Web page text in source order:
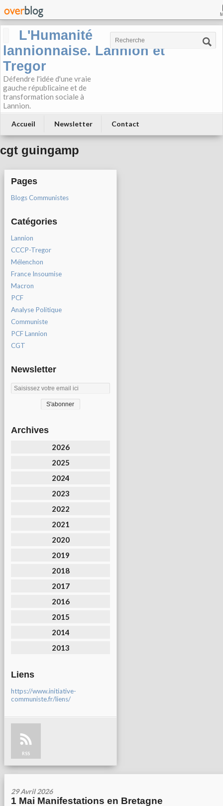
L'Humanité
lannionnaise. Lannion et
Tregor
Défendre l'idée d'une vraie
gauche républicaine et de
transformation sociale à
Lannion.
Accueil Newsletter Contact
cgt guingamp
Pages
Blogs Communistes
Catégories
Lannion
CCCP-Tregor
Mélenchon
France Insoumise
Macron
PCF
Analyse Politique
Communiste
PCF Lannion
CGT
Newsletter
Archives
2026
2025
2024
2023
2022
2021
2020
2019
2018
2017
2016
2015
2014
2013
Liens
https://www.initiative-
communiste.fr/liens/
RSS
29 Avril 2026
1 Mai Manifestations en Bretagne